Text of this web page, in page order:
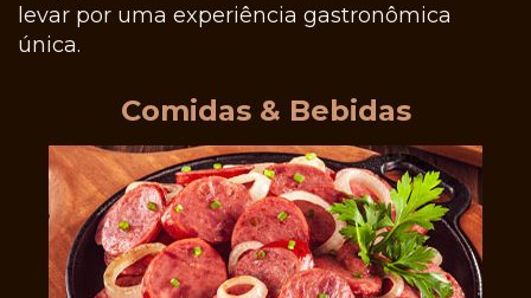
levar por uma experiência gastronômica
única.
Comidas & Bebidas